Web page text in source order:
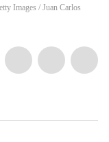
Images / Juan Carlos